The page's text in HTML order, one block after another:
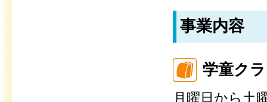
事業内容
学童ク
月曜日から土